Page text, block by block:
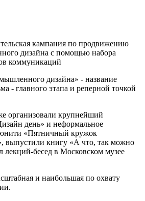
кампания по продвижению
дизайна с помощью набора
коммуникаций
дизайна» - название
- главного этапа и реперной точкой
организовали крупнейший
день» и неформальное
«Пятничный кружок
выпустили книгу «А что, так можно
лекций-бесед в Московском музее
и наибольшая по охвату